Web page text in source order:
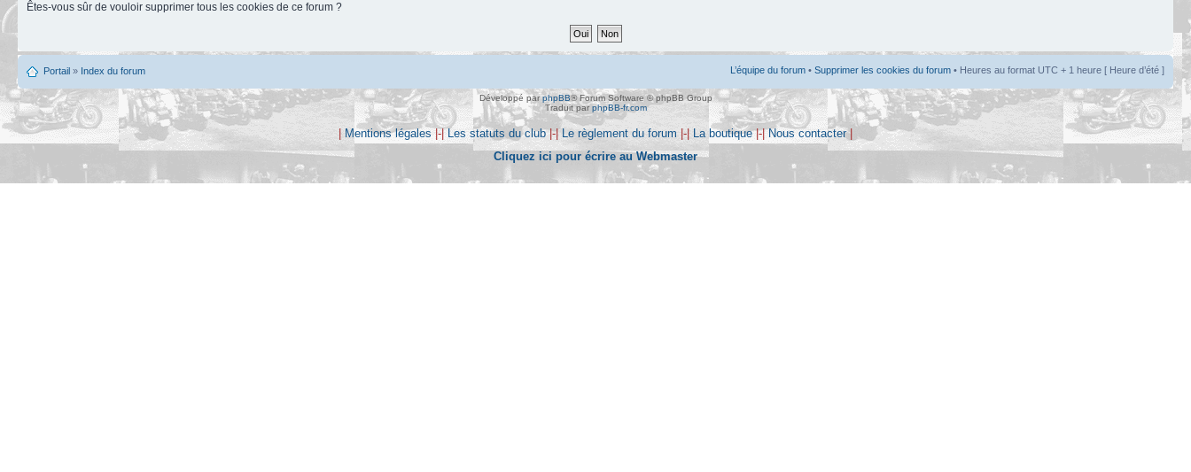
Êtes-vous sûr de vouloir supprimer tous les cookies de ce forum ?
Portail » Index du forum L’équipe du forum • Supprimer les cookies du forum • Heures au format UTC + 1 heure [ Heure d’été ]
Développé parphpBB® Forum Software © phpBB Group
Traduit parphpBB-fr.com
Mentions légales |-| Les statuts du club|-| Le règlement du forum |-| La boutique|-|Nous contacter|
Cliquez ici pour écrire au Webmaster